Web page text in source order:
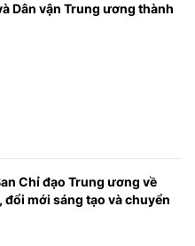
Dân vận Trung ương thành
Chỉ đạo Trung ương về
mới sáng tạo và chuyển